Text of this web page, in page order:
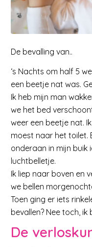
De bevalling van..
‘s Nachts om half 5
een beetje nat was.
Ik heb mijn man
we het bed
weer een beetje nat.
moest naar het toilet.
onderaan in mijn buik
luchtbelletje.
Ik liep naar boven en
we bellen
Toen ging er iets
bevallen? Nee toch,
De